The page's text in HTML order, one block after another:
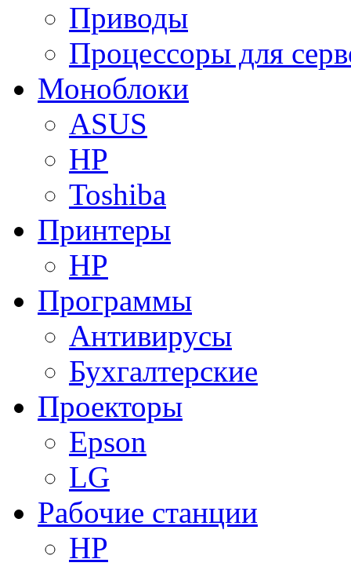
Приводы
Процессоры для
Моноблоки
ASUS
HP
Toshiba
Принтеры
HP
Программы
Антивирусы
Бухгалтерские
Проекторы
Epson
LG
Рабочие станции
HP